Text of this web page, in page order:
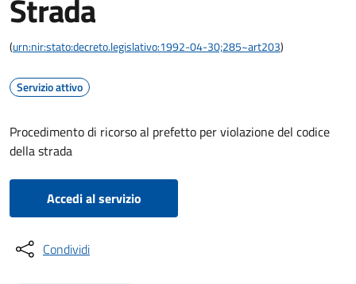
Strada
(urn:nir:stato:decreto.legislativo:1992-04-30;285~art203)
Servizio attivo
Procedimento di ricorso al prefetto per violazione del codice
della strada
Accedi al servizio
Condividi